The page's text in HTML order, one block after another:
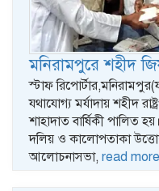
মনিরামপুরে শহীদ
স্টাফ
যথাযোগ্য মর্যাদায় শহীদ
শাহাদাত বার্ষিকী পালিত
দলিয় ও কালোপতাকা
আলোচনাসভা, read more